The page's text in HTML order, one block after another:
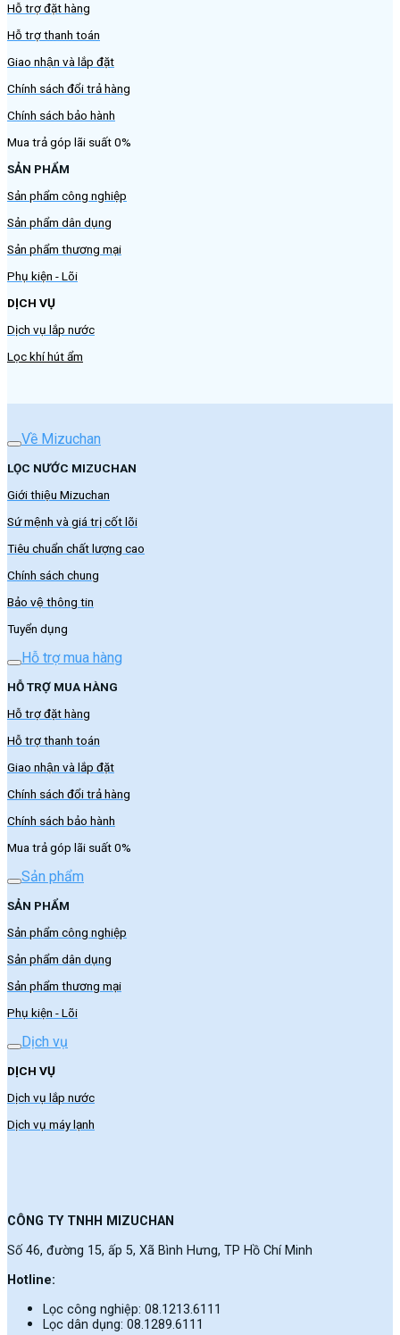
Hỗ trợ đặt hàng
Hỗ trợ thanh toán
Giao nhận và lắp đặt
Chính sách đổi trả hàng
Chính sách bảo hành
Mua trả góp lãi suất 0%
SẢN PHẨM
Sản phẩm công nghiệp
Sản phẩm dân dụng
Sản phẩm thương mại
Phụ kiện - Lõi
DỊCH VỤ
Dịch vụ lắp nước
Lọc khí hút ẩm
Về Mizuchan
LỌC NƯỚC MIZUCHAN
Giới thiệu Mizuchan
Sứ mệnh và giá trị cốt lõi
Tiêu chuẩn chất lượng cao
Chính sách chung
Bảo vệ thông tin
Tuyển dụng
Hỗ trợ mua hàng
HỖ TRỢ MUA HÀNG
Hỗ trợ đặt hàng
Hỗ trợ thanh toán
Giao nhận và lắp đặt
Chính sách đổi trả hàng
Chính sách bảo hành
Mua trả góp lãi suất 0%
Sản phẩm
SẢN PHẨM
Sản phẩm công nghiệp
Sản phẩm dân dụng
Sản phẩm thương mại
Phụ kiện - Lõi
Dịch vụ
DỊCH VỤ
Dịch vụ lắp nước
Dịch vụ máy lạnh
CÔNG TY TNHH MIZUCHAN
Số 46, đường 15, ấp 5, Xã Bình Hưng, TP Hồ Chí Minh
Hotline:
Lọc công nghiệp: 08.1213.6111
Lọc dân dụng: 08.1289.6111